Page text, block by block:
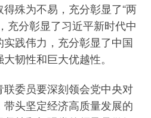
殊为不易，充分彰显了“两
充分彰显了习近平新时代中
践伟力，充分彰显了中国
韧性和巨大优越性。
委员要深刻领会党中央对
头坚定经济高质量发展的